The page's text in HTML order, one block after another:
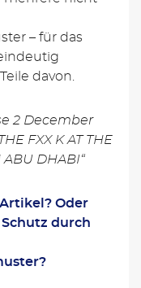
– für das
davon.
2 December
FXX K AT THE
ABU DHABI“
Oder
durch